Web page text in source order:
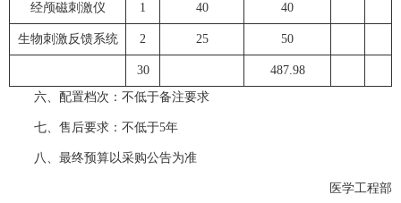
经颅磁刺激仪 1 40 40
生物刺激反馈系统 2 25 50
30
487.98
六、配置档次：不低于备注要求
七、售后要求：不低于5年
八、最终预算以采购公告为准
医学工程部